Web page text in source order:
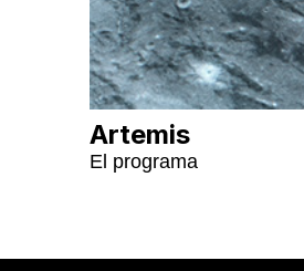
Artemis
El programa